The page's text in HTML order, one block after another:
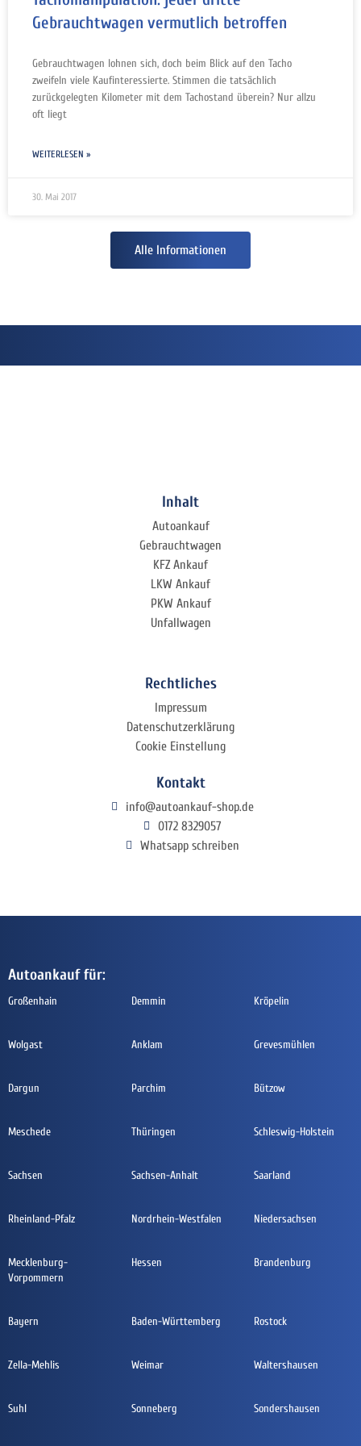
Gebrauchtwagen vermutlich betroffen
Gebrauchtwagen lohnen sich, doch beim Blick auf den Tacho
zweifeln viele Kaufinteressierte. Stimmen die tatsächlich
zurückgelegten Kilometer mit dem Tachostand überein? Nur allzu
oft liegt
WEITERLESEN »
30. Mai 2017
Alle Informationen
Inhalt
Autoankauf
Gebrauchtwagen
KFZ Ankauf
LKW Ankauf
PKW Ankauf
Unfallwagen
Rechtliches
Impressum
Datenschutzerklärung
Cookie Einstellung
Kontakt
info@autoankauf-shop.de
0172 8329057
Whatsapp schreiben
Autoankauf für:
Großenhain Demmin Kröpelin
Wolgast Anklam Grevesmühlen
Dargun Parchim Bützow
Meschede Thüringen Schleswig-Holstein
Sachsen Sachsen-Anhalt Saarland
Rheinland-Pfalz Nordrhein-Westfalen Niedersachsen
Mecklenburg-
Vorpommern
Hessen Brandenburg
Bayern Baden-Württemberg Rostock
Zella-Mehlis Weimar Waltershausen
Suhl Sonneberg Sondershausen